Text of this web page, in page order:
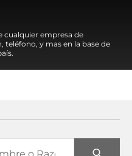
cualquier empresa de
teléfono, y mas en la base de